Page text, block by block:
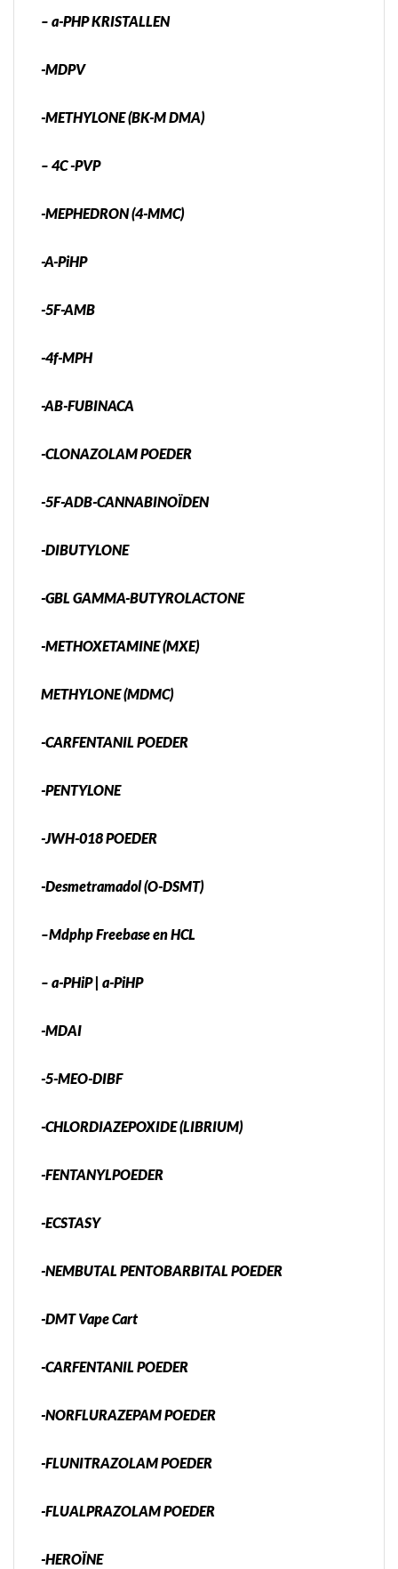
– a-PHP KRISTALLEN
-MDPV
-METHYLONE (BK-M DMA)
– 4C -PVP
-MEPHEDRON (4-MMC)
-A-PiHP
-5F-AMB
-4f-MPH
-AB-FUBINACA
-CLONAZOLAM POEDER
-5F-ADB-CANNABINOÏDEN
-DIBUTYLONE
-GBL GAMMA-BUTYROLACTONE
-METHOXETAMINE (MXE)
METHYLONE (MDMC)
-CARFENTANIL POEDER
-PENTYLONE
-JWH-018 POEDER
-Desmetramadol (O-DSMT)
–Mdphp Freebase en HCL
– a-PHiP | a-PiHP
-MDAI
-5-MEO-DIBF
-CHLORDIAZEPOXIDE (LIBRIUM)
-FENTANYLPOEDER
-ECSTASY
-NEMBUTAL PENTOBARBITAL POEDER
-DMT Vape Cart
-CARFENTANIL POEDER
-NORFLURAZEPAM POEDER
-FLUNITRAZOLAM POEDER
-FLUALPRAZOLAM POEDER
-HEROÏNE